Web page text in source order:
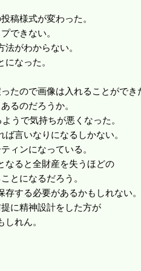
稿様式が変わった。
できない。
法がわからない。
になった。
たので画像は入れることができ
るのだろうか。
うで気持ちが悪くなった。
言いなりになるしかない。
ィンになっている。
なると全財産を失うほどの
とになるだろう。
存する必要があるかもしれない。
に精神設計をした方が
しれん。